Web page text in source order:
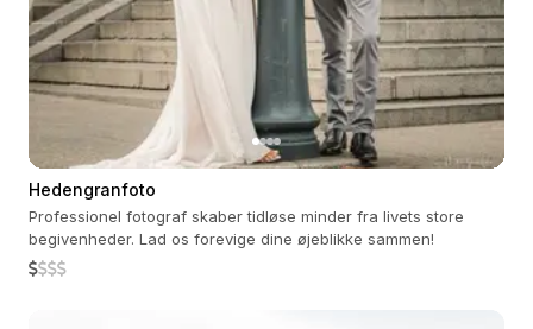
Hedengranfoto
Professionel fotograf skaber tidløse minder fra livets store
begivenheder. Lad os forevige dine øjeblikke sammen!